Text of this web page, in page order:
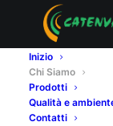
Inizio
Chi Siamo
Prodotti
Qualità e
Contatti